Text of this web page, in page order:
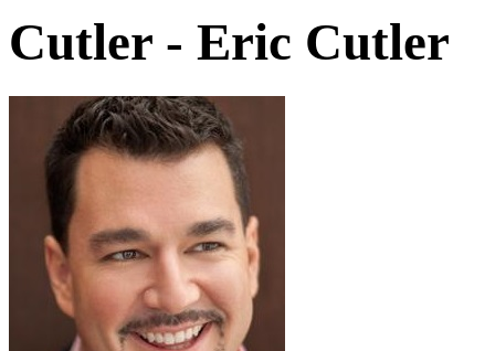
Cutler - Eric Cutler